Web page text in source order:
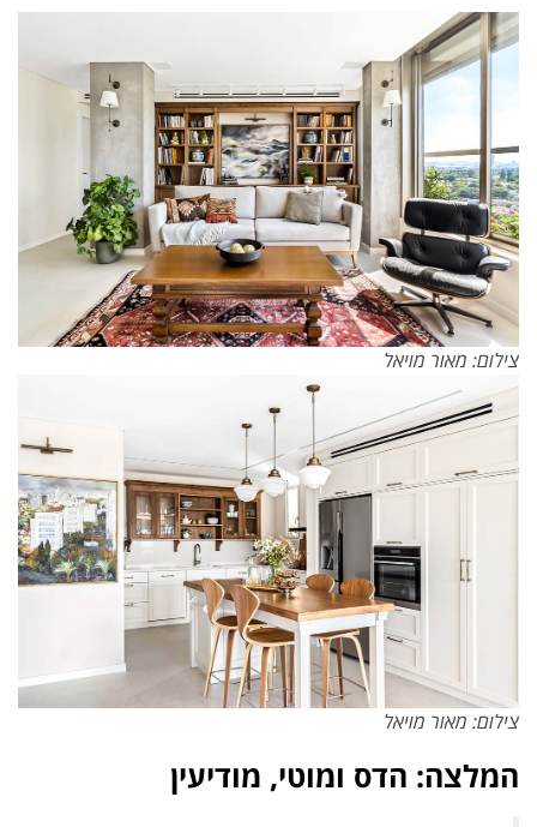
צילום: מאור מויאל
צילום: מאור מויאל
המלצה: הדס ומוטי, מודיעין